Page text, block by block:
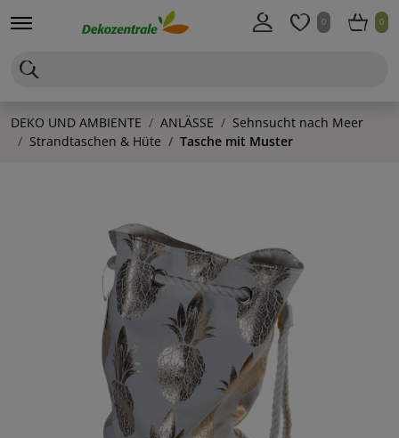
0 0
DEKO UND AMBIENTE ANLÄSSE
Sehnsucht nach Meer
Strandtaschen & Hüte
Tasche mit Muster